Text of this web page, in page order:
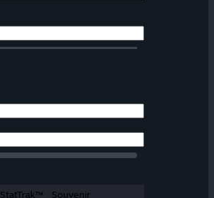
StatTrak™ Souvenir